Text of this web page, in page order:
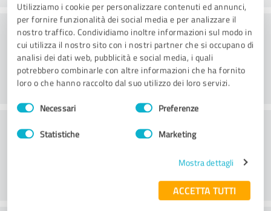
Utilizziamo i cookie per personalizzare contenuti ed annunci,
per fornire funzionalità dei social media e per analizzare il
nostro traffico. Condividiamo inoltre informazioni sul modo in
cui utilizza il nostro sito con i nostri partner che si occupano di
analisi dei dati web, pubblicità e social media, i quali
potrebbero combinarle con altre informazioni che ha fornito
loro o che hanno raccolto dal suo utilizzo dei loro servizi.
Selezione
del
Necessari Preferenze
Statistiche Marketing
Mostra dettagli
ACCETTA TUTTI
Consulenza
Servizio clienti